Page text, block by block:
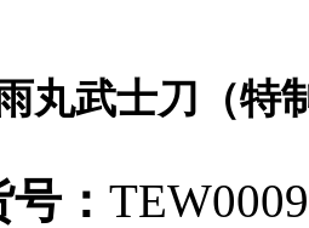
丸武士刀（特
：